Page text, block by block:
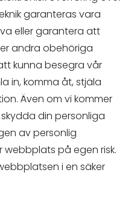
garanteras vara
eller garantera att
andra obehöriga
kunna besegra vår
in, komma åt, stjäla
Även om vi kommer
din personliga
av personlig
på egen risk.
i en säker